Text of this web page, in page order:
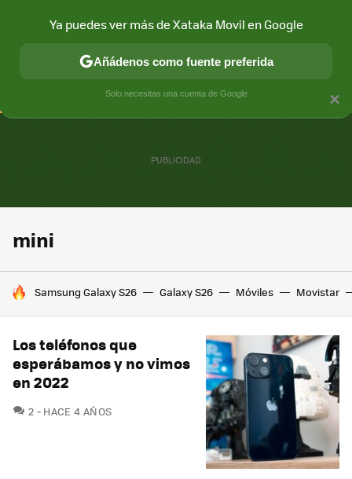
CONECTIVIDAD MÓVIL Y SOCIEDAD APLICACIONES
mini
HOY SE HABLA DE
Samsung Galaxy S26 Galaxy S26 Móviles Movistar
Los teléfonos que
esperábamos y no vimos
en 2022
2 COMENTARIOS
HACE 4 AÑOS
×
Ya puedes ver más de Xataka Movil en Google
Añádenos como fuente preferida
Solo necesitas una cuenta de Google